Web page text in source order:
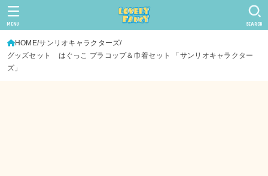
SEARCH
MENU
HOME サンリオキャラクターズ
グッズセット はぐっこ プラコップ＆巾着セット 「サンリオキャラクター
ズ」